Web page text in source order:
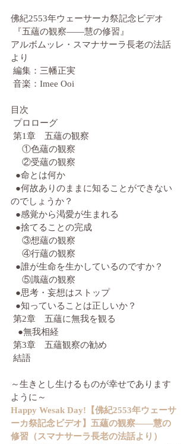
佛紀2553年ウェーサーカ祭記念ビデオ
『五蘊の観察――慧の修習』
アルボムッレ・スマナサーラ長老の法話
より
編集：三幡正実
音楽：Imee Ooi
目次
プロローグ
第1章　五蘊の観察
①色蘊の観察
②受蘊の観察
  ●命とは何か
のでしょうか？
  ●感覚から渇愛が生まれる
  ●捨てることの完成
③想蘊の観察
④行蘊の観察
  ●誰が生命を生かしているのですか？
⑤識蘊の観察
  ●思考・妄想はストップ
  ●知っていることは正しいか？
第2章　五蘊に無我を観る
   ●無我相経
第3章　五蘊観察の勧め
結語
～生きとし生けるものが幸せであります
ように～
Happy Wesak Day!【佛紀2553年ウェーサ
ーカ祭記念ビデオ】五蘊の観察――慧の
修習（スマナサーラ長老の法話より）